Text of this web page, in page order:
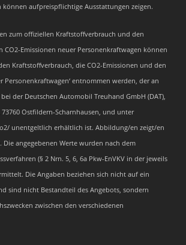
können aufpreispflichtige Ausstattungen zeigen.
zum offiziellen Kraftstoffverbrauch und den
CO2-Emissionen neuer Personenkraftwagen können
Kraftstoffverbrauch, die CO2-Emissionen und den
Personenkraftwagen‘ entnommen werden, der an
der Deutschen Automobil Treuhand GmbH (DAT),
Ostfildern-Scharnhausen, und unter
unentgeltlich erhältlich ist. Abbildung/en zeigt/en
Die angegebenen Werte wurden nach dem
(§ 2 Nrn. 5, 6, 6a Pkw-EnVKV in der jeweils
Die Angaben beziehen sich nicht auf ein
sind nicht Bestandteil des Angebots, sondern
zwischen den verschiedenen